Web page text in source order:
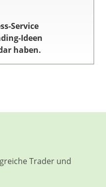
Service
Ideen
haben.
Trader und